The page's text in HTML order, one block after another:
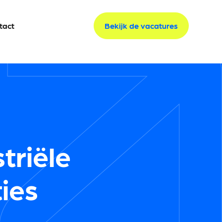
Bekijk de vacatures
Bekijk de vacatures